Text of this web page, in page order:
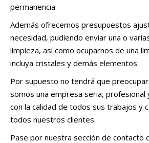
permanencia.
Además ofrecemos presupuestos
necesidad, pudiendo enviar una o
limpieza, así como ocuparnos de una
incluya cristales y demás elementos.
Por supuesto no tendrá que
somos una empresa seria, profesional
con la calidad de todos sus trabajos y
todos nuestros clientes.
Pase por nuestra sección de contacto